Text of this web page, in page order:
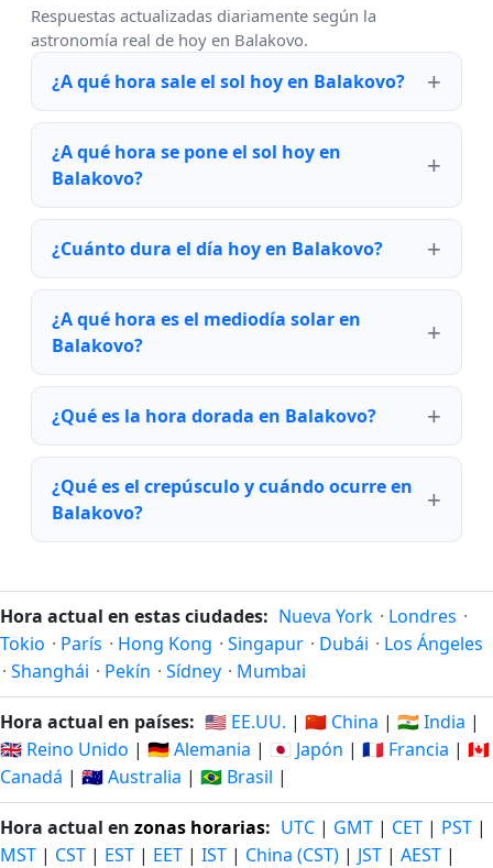
Respuestas actualizadas diariamente según la
astronomía real de hoy en Balakovo.
¿A qué hora sale el sol hoy en Balakovo?
¿A qué hora se pone el sol hoy en
Balakovo?
¿Cuánto dura el día hoy en Balakovo?
¿A qué hora es el mediodía solar en
Balakovo?
¿Qué es la hora dorada en Balakovo?
¿Qué es el crepúsculo y cuándo ocurre en
Balakovo?
Hora actual en estas ciudades: Nueva York · Londres ·
Tokio · París · Hong Kong · Singapur · Dubái · Los Ángeles
· Shanghái · Pekín · Sídney · Mumbai
Hora actual en países: 🇺🇸 EE.UU. | 🇨🇳 China | 🇮🇳 India |
🇬🇧 Reino Unido | 🇩🇪 Alemania | 🇯🇵 Japón | 🇫🇷 Francia | 🇨🇦
Canadá | 🇦🇺 Australia | 🇧🇷 Brasil |
Hora actual en zonas horarias: UTC | GMT | CET | PST |
MST | CST | EST | EET | IST | China (CST) | JST | AEST |